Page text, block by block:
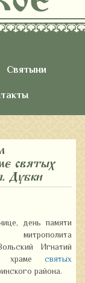
Святыни
святых
Дубки
день памяти
Игнатий
храмесвятых
района.